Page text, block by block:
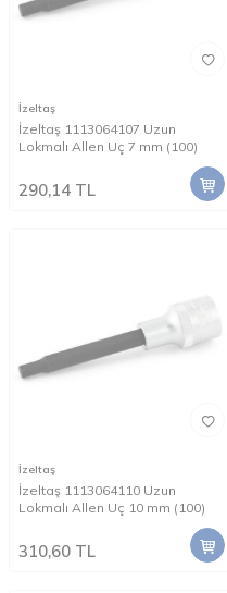
İzeltaş
İzeltaş 1113064107 Uzun
Lokmalı Allen Uç 7 mm (100)
290,14 TL
İzeltaş
İzeltaş 1113064110 Uzun
Lokmalı Allen Uç 10 mm (100)
310,60 TL